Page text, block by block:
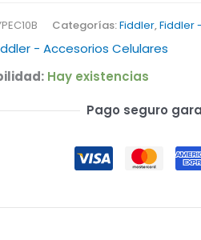
- Accesorios Celulares
Hay existencias
Categorías:Fiddler,Fiddler
Pago seguro